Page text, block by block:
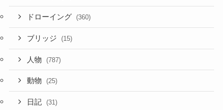
ドローイング (360)
ブリッジ (15)
人物 (787)
動物 (25)
日記 (31)